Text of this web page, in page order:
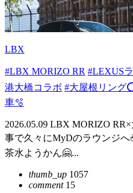
LBX
#LBX MORIZO RR #LEXUS
港大橋コラボ #大屋根リング
車🫧
2026.05.09 LBX MORIZO
事で久々にMyDのラウンジ
茶水ようかん🤗...
thumb_up 1057
comment15